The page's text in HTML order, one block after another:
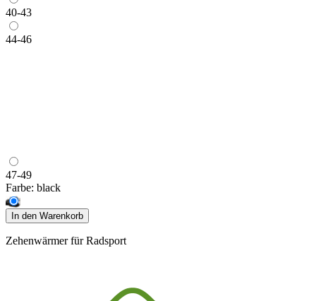
40-43
44-46
47-49
Farbe: black
In den Warenkorb
Zehenwärmer für Radsport